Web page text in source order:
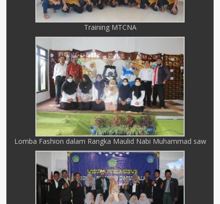
Training MTCNA
Lomba Fashion dalam Rangka Maulid Nabi Muhammad saw